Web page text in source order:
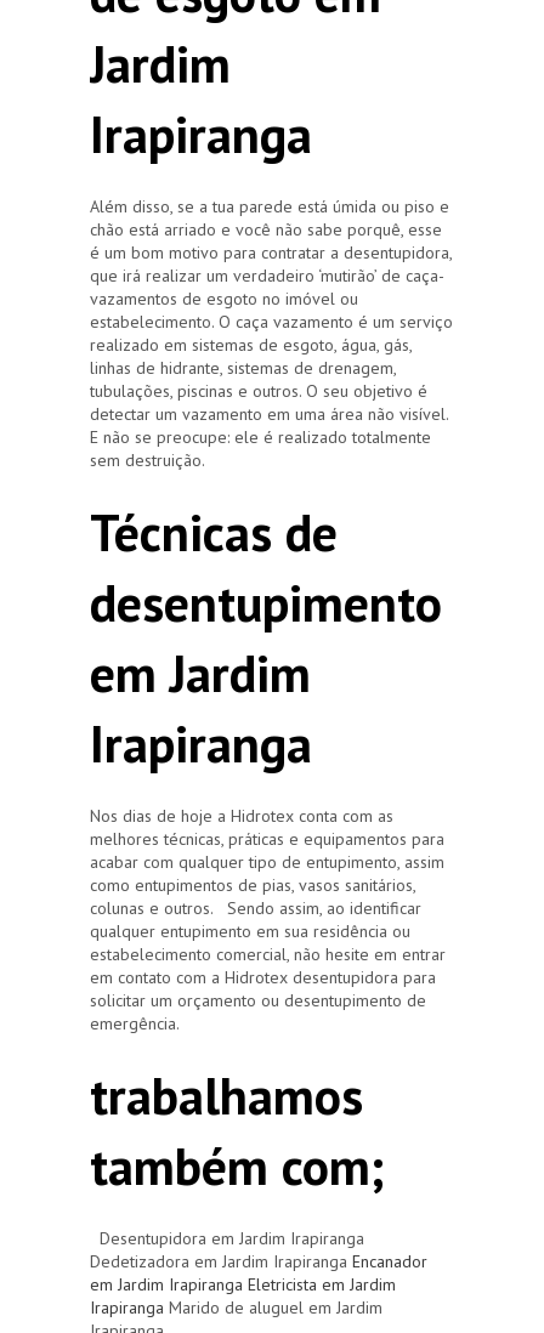
Jardim
Irapiranga
Além disso, se a tua parede está úmida ou piso e
chão está arriado e você não sabe porquê, esse
é um bom motivo para contratar a desentupidora,
que irá realizar um verdadeiro ‘mutirão’ de caça-
vazamentos de esgoto no imóvel ou
estabelecimento. O caça vazamento é um serviço
realizado em sistemas de esgoto, água, gás,
linhas de hidrante, sistemas de drenagem,
tubulações, piscinas e outros. O seu objetivo é
detectar um vazamento em uma área não visível.
E não se preocupe: ele é realizado totalmente
sem destruição.
Técnicas de
desentupimento
em Jardim
Irapiranga
Nos dias de hoje a Hidrotex conta com as
melhores técnicas, práticas e equipamentos para
acabar com qualquer tipo de entupimento, assim
como entupimentos de pias, vasos sanitários,
colunas e outros. Sendo assim, ao identificar
qualquer entupimento em sua residência ou
estabelecimento comercial, não hesite em entrar
em contato com a Hidrotex desentupidora para
solicitar um orçamento ou desentupimento de
emergência.
trabalhamos
também com;
Desentupidora em Jardim Irapiranga
Dedetizadora em Jardim Irapiranga Encanador
em Jardim Irapiranga Eletricista em Jardim
Irapiranga Marido de aluguel em Jardim